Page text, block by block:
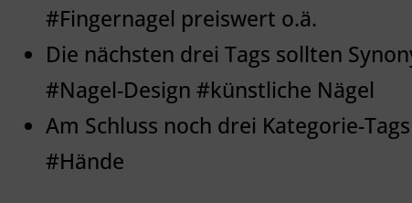
#Fingernagel preiswert o.ä.
Die nächsten drei Tags sollten
#Nagel-Design #künstliche Nägel
Am Schluss noch drei Kategorie-
#Hände